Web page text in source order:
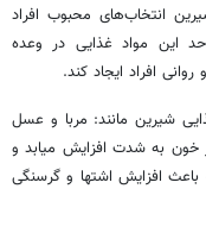
انتخاب‌های محبوب افراد
این مواد غذایی در وعده
افراد ایجاد کند.
شیرین مانند: مربا و عسل
خون به شدت افزایش میابد و
افزایش اشتها و گرسنگی